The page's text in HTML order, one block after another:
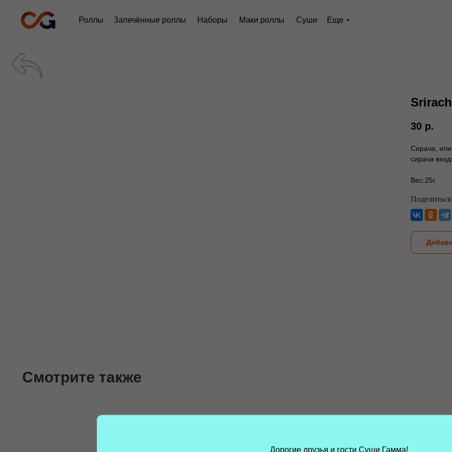
Роллы Запечённые роллы Наборы Маки роллы Суши Еще
30 р.
Сирача,
сирача
Вес:25г.
Смотрите также
Дорогие друзья и гости Суши Гамма!